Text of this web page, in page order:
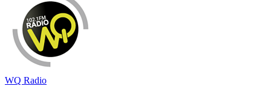
WQ Radio